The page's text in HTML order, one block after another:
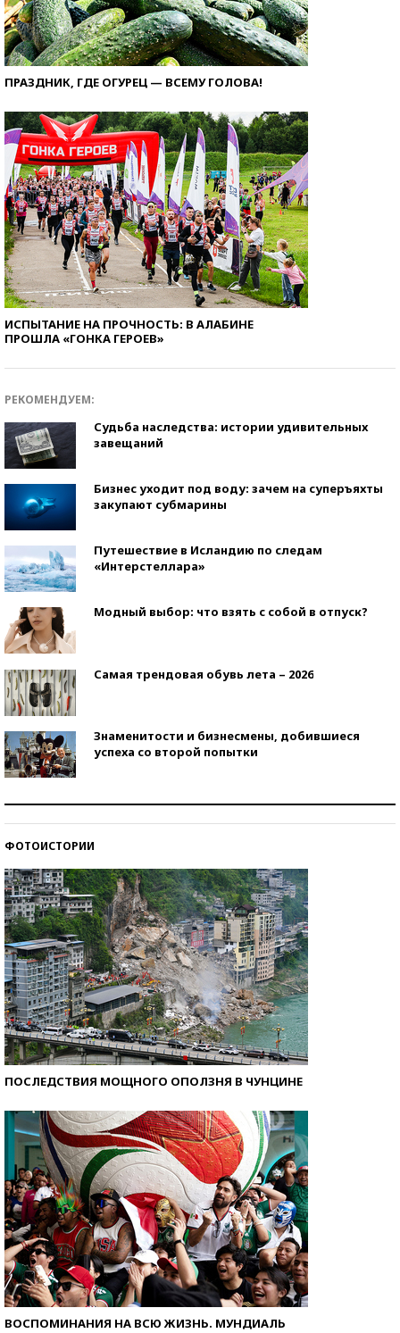
ПРАЗДНИК, ГДЕ ОГУРЕЦ — ВСЕМУ ГОЛОВА!
ИСПЫТАНИЕ НА ПРОЧНОСТЬ: В АЛАБИНЕ
ПРОШЛА «ГОНКА ГЕРОЕВ»
РЕКОМЕНДУЕМ:
Судьба наследства: истории удивительных
завещаний
Бизнес уходит под воду: зачем на суперъяхты
закупают субмарины
Путешествие в Исландию по следам
«Интерстеллара»
Модный выбор: что взять с собой в отпуск?
Самая трендовая обувь лета – 2026
Знаменитости и бизнесмены, добившиеся
успеха со второй попытки
ФОТОИСТОРИИ
ПОСЛЕДСТВИЯ МОЩНОГО ОПОЛЗНЯ В ЧУНЦИНЕ
ВОСПОМИНАНИЯ НА ВСЮ ЖИЗНЬ. МУНДИАЛЬ